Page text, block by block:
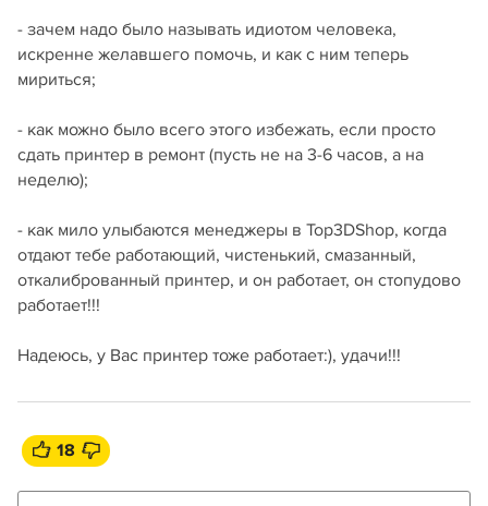
- зачем надо было называть идиотом человека,
искренне желавшего помочь, и как с ним теперь
мириться;
- как можно было всего этого избежать, если просто
сдать принтер в ремонт (пусть не на 3-6 часов, а на
неделю);
- как мило улыбаются менеджеры в Top3DShop, когда
отдают тебе работающий, чистенький, смазанный,
откалиброванный принтер, и он работает, он стопудово
работает!!!
Надеюсь, у Вас принтер тоже работает:), удачи!!!
18